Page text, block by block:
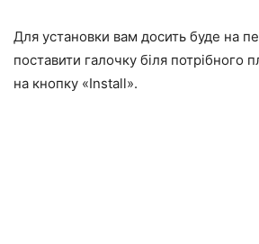
Для установки вам досить буде на
поставити галочку біля потрібного
на кнопку «Install».